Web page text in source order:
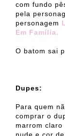
com fundo
pela
personagem
Em Família.
O batom sai
Dupes:
Para quem
comprar o
marrom